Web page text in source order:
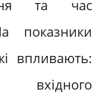
та час
показники
впливають: